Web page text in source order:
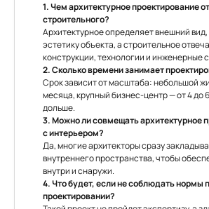
1. Чем архитектурное проектирование
строительного?
Архитектурное определяет внешний вид,
эстетику объекта, а строительное
конструкции, технологии и инженерные
2. Сколько времени занимает
Срок зависит от масштаба: небольшой
месяца, крупный бизнес-центр — от 4 до
дольше.
3. Можно ли совмещать архитектурное
с интерьером?
Да, многие архитекторы сразу
внутреннего пространства, чтобы
внутри и снаружи.
4. Что будет, если не соблюдать нормы
проектировании?